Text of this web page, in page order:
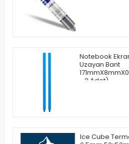
Notebook
Uzayan Bant
- 2 Adet)
Ice Cube